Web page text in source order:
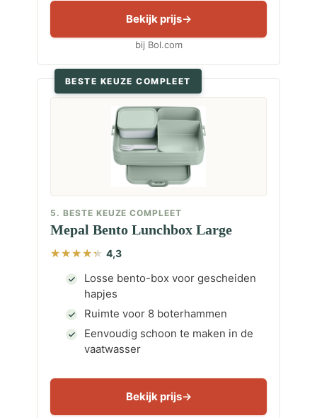
Bekijk prijs
bij Bol.com
BESTE KEUZE COMPLEET
5. BESTE KEUZE COMPLEET
Mepal Bento Lunchbox Large
4,3
Losse bento-box voor gescheiden
hapjes
Ruimte voor 8 boterhammen
Eenvoudig schoon te maken in de
vaatwasser
Bekijk prijs